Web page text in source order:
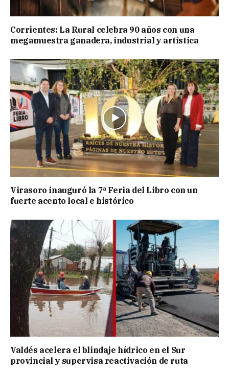
Corrientes: La Rural celebra 90 años con una
megamuestra ganadera, industrial y artística
Virasoro inauguró la 7ª Feria del Libro con un
fuerte acento local e histórico
Valdés acelera el blindaje hídrico en el Sur
provincial y supervisa reactivación de ruta